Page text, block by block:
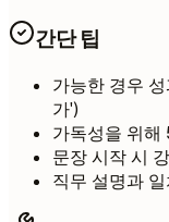
간단 팁
가능한 경우
가')
가독성을 위해
문장 시작 시
직무 설명과